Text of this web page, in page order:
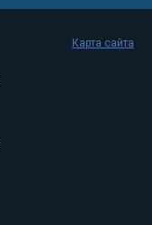
Карта сайта